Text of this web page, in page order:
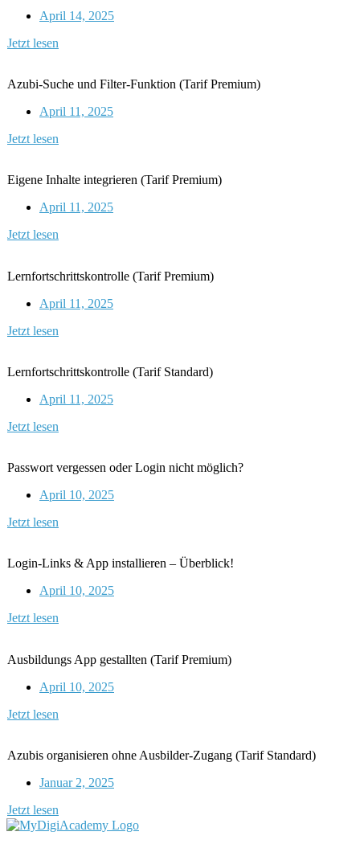
April 14, 2025
Jetzt lesen
Azubi-Suche und Filter-Funktion (Tarif Premium)
April 11, 2025
Jetzt lesen
Eigene Inhalte integrieren (Tarif Premium)
April 11, 2025
Jetzt lesen
Lernfortschrittskontrolle (Tarif Premium)
April 11, 2025
Jetzt lesen
Lernfortschrittskontrolle (Tarif Standard)
April 11, 2025
Jetzt lesen
Passwort vergessen oder Login nicht möglich?
April 10, 2025
Jetzt lesen
Login-Links & App installieren – Überblick!
April 10, 2025
Jetzt lesen
Ausbildungs App gestallten (Tarif Premium)
April 10, 2025
Jetzt lesen
Azubis organisieren ohne Ausbilder-Zugang (Tarif Standard)
Januar 2, 2025
Jetzt lesen